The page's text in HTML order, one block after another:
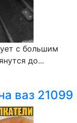
с большим
до...
ваз 21099